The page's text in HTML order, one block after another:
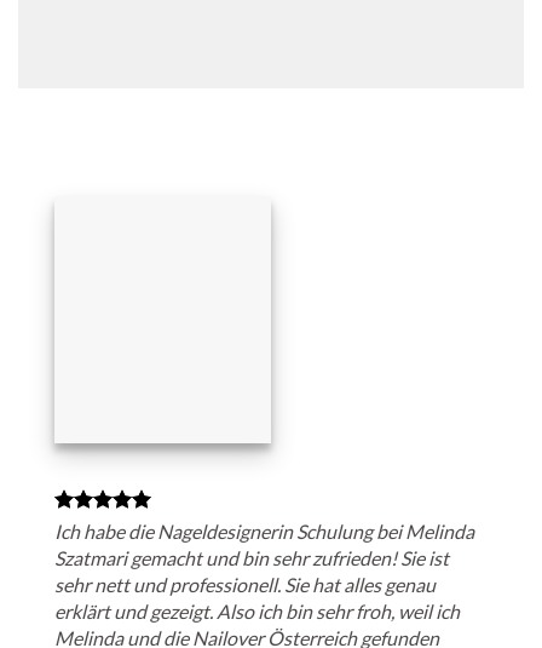
Ich habe die Nageldesignerin Schulung bei Melinda
Szatmari gemacht und bin sehr zufrieden! Sie ist
sehr nett und professionell. Sie hat alles genau
erklärt und gezeigt. Also ich bin sehr froh, weil ich
Melinda und die Nailover Österreich gefunden